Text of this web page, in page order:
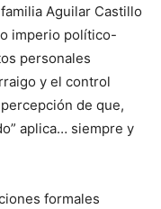
Aguilar Castillo
imperio político-
personales
y el control
de que,
aplica… siempre y
formales